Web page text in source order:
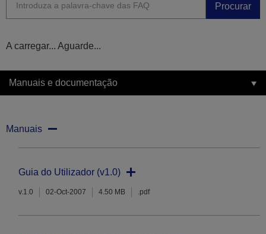
Procurar
A carregar... Aguarde...
Manuais e documentação
Manuais
Guia do Utilizador (v1.0)
v.1.0 02-Oct-2007 4.50 MB .pdf